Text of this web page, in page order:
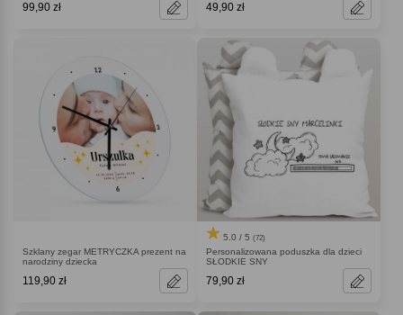
99,90 zł 49,90 zł
Szklany zegar METRYCZKA prezent na
narodziny dziecka
119,90 zł
5.0 / 5 (72)
Personalizowana poduszka dla dzieci
SŁODKIE SNY
79,90 zł